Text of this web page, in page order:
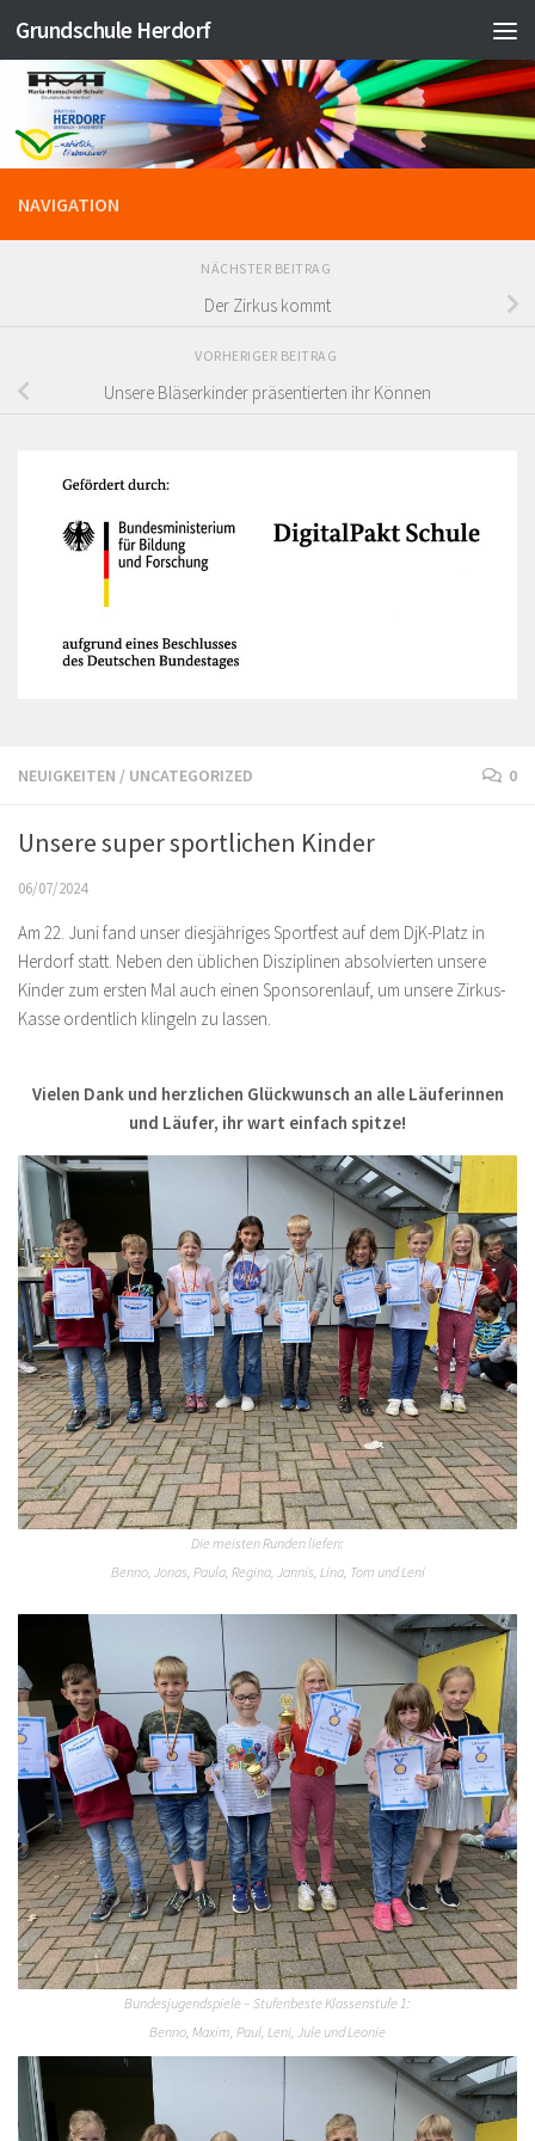
Zum Inhalt springen
Grundschule Herdorf
NEUIGKEITEN / UNCATEGORIZED 0
Unsere super sportlichen Kinder
06/07/2024
Am 22. Juni fand unser diesjähriges Sportfest auf dem DjK-Platz in
Herdorf statt. Neben den üblichen Disziplinen absolvierten unsere
Kinder zum ersten Mal auch einen Sponsorenlauf, um unsere Zirkus-
Kasse ordentlich klingeln zu lassen.
Vielen Dank und herzlichen Glückwunsch an alle Läuferinnen
und Läufer, ihr wart einfach spitze!
Die meisten Runden liefen:
Benno, Jonas, Paula, Regina, Jannis, Lina, Tom und Leni
Bundesjugendspiele – Stufenbeste Klassenstufe 1:
Benno, Maxim, Paul, Leni, Jule und Leonie
NAVIGATION
NÄCHSTER BEITRAG
Der Zirkus kommt
VORHERIGER BEITRAG
Unsere Bläserkinder präsentierten ihr Können